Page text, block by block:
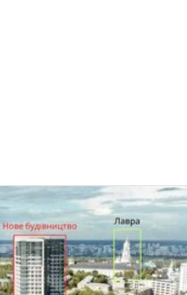
80-метровым
власти
по отмене строительства